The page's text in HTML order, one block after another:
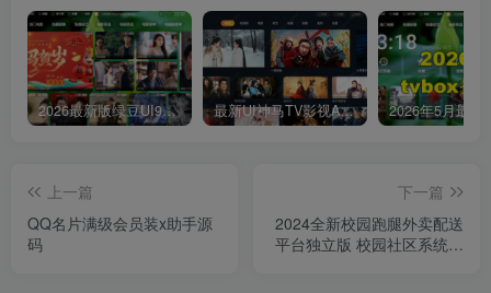
2026最新版绿豆UI9双端影视APP源码 最新UI神马TV影视APP源码 乐檬影视苹果CMS后台 包含前后端源码
上一篇
QQ名片满级会员装x助手源
码
下一篇
2024全新校园跑腿外卖配送
平台独立版 校园社区系统网